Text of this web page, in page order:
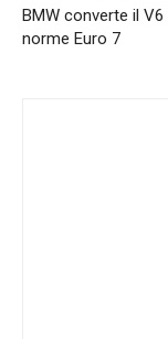
BMW converte il V6
norme Euro 7